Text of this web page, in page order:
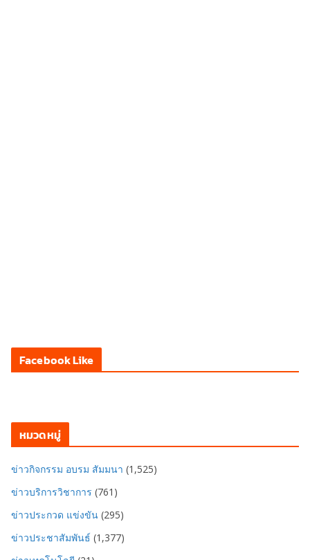
Facebook Like
หมวดหมู่
ข่าวกิจกรรม อบรม สัมมนา (1,525)
ข่าวบริการวิชาการ (761)
ข่าวประกวด แข่งขัน (295)
ข่าวประชาสัมพันธ์ (1,377)